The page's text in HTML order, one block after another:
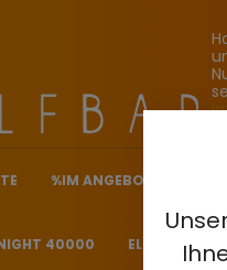
%IM ANGEBOT%
40000 ELF BAR